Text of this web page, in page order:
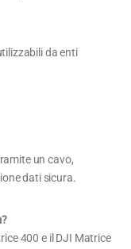
da enti
un cavo,
dati sicura.
400 e il DJI Matrice